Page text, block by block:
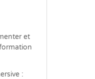
et
: